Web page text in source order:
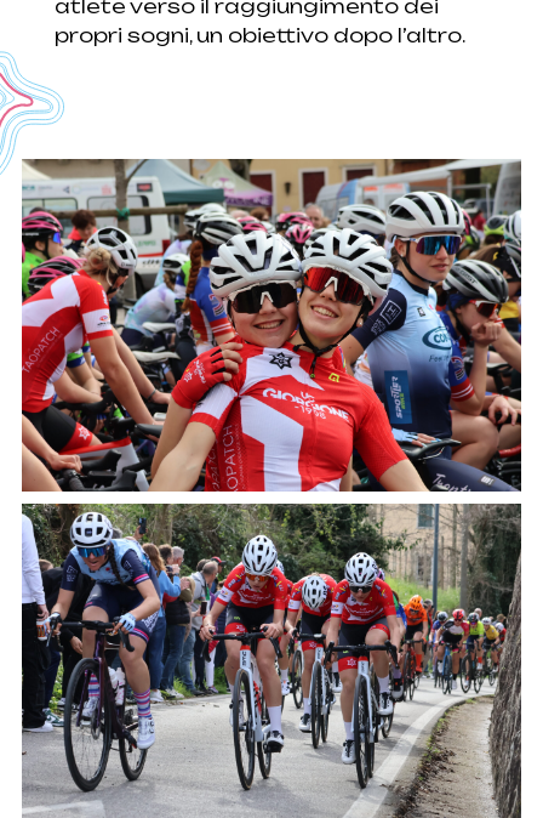
atlete verso il raggiungimento dei
propri sogni, un obiettivo dopo l’altro.